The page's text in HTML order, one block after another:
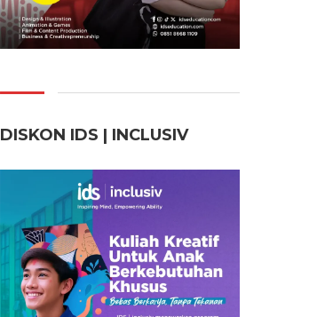
DISKON IDS | INCLUSIV